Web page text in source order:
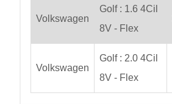
Volkswagen
Golf : 1.6 4Cil
8V - Flex
Volkswagen
Golf : 2.0 4Cil
8V - Flex